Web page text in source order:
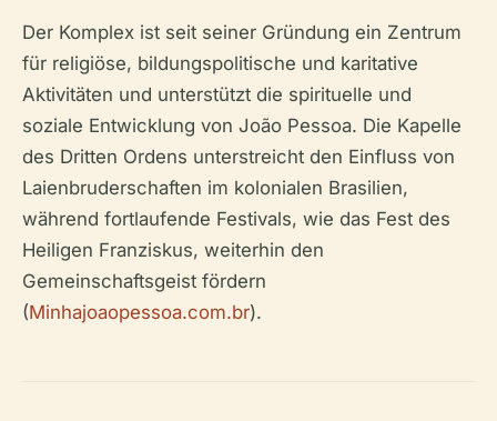
Der Komplex ist seit seiner Gründung ein Zentrum
für religiöse, bildungspolitische und karitative
Aktivitäten und unterstützt die spirituelle und
soziale Entwicklung von João Pessoa. Die Kapelle
des Dritten Ordens unterstreicht den Einfluss von
Laienbruderschaften im kolonialen Brasilien,
während fortlaufende Festivals, wie das Fest des
Heiligen Franziskus, weiterhin den
Gemeinschaftsgeist fördern
(Minhajoaopessoa.com.br).